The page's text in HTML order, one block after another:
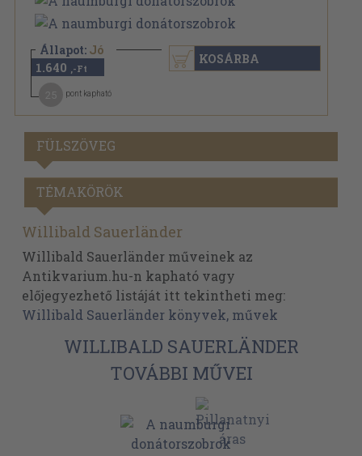
Állapot: Jó
1.640 ,-Ft
pont kapható
KOSÁRBA
FÜLSZÖVEG
TÉMAKÖRÖK
Willibald Sauerländer
Willibald Sauerländer műveinek az
Antikvarium.hu-n kapható vagy
előjegyezhető listáját itt tekintheti meg:
Willibald Sauerländer könyvek, művek
WILLIBALD SAUERLÄNDER
TOVÁBBI MŰVEI